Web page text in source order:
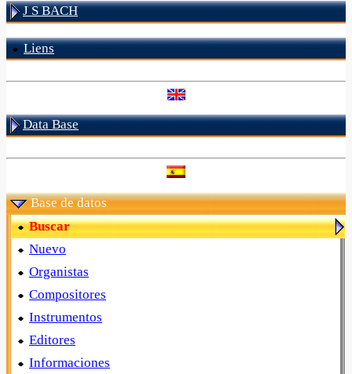
J S BACH
Liens
Data Base
Base de datos
Buscar
Nuevo
Organistas
Compositores
Instrumentos
Editores
Informaciones